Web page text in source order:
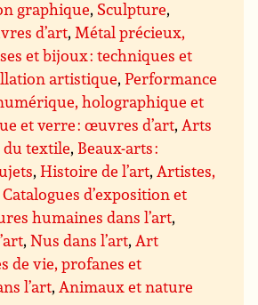
graphique, Sculpture,
d’art,Métal précieux,
et bijoux : techniques et
artistique,Performance
holographique et
et verre : œuvres d’art,Arts
textile, Beaux-arts :
,Histoire de l’art,Artistes,
Catalogues d’exposition et
humaines dans l’art,
,Nus dans l’art,Art
de vie, profanes et
l’art,Animaux et nature